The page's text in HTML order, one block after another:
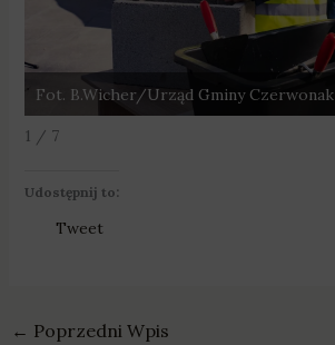
Fot. B.Wicher/Urząd Gminy Czerwonak
1 / 7
Udostępnij to:
Tweet
← Poprzedni Wpis